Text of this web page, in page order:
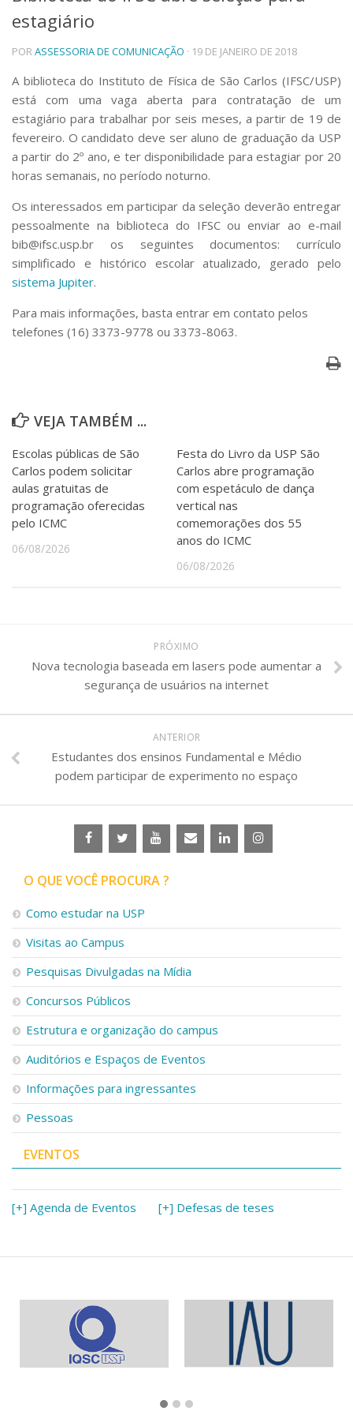
Telefones e Mapas
Pessoas
Ensino
Graduação
Pós-Graduação
Educação a distância
Cursos de Extensão
Pesquisa e Inovação
Linhas de Pesquisa
Pós-doutorado
Iniciação Científica
Transferência de Tecnologia
Empresas Juniores
Extensão à Comunidade
Artes, Cultura e Esportes
Museus e Espaços Interativos
Segurança, Trânsito e Prevenção
RH, Administrativo e Financeiro
Outros serviços
Comunicação
Assessorias e Mídias
Aplicativos e Sites
Jornal da USP
Agenda de Eventos
estagiário
PORASSESSORIA DE COMUNICAÇÃO · 19 DE JANEIRO DE 2018
A biblioteca do Instituto de Física de São Carlos (IFSC/USP)
está com uma vaga aberta para contratação de um
estagiário para trabalhar por seis meses, a partir de 19 de
fevereiro. O candidato deve ser aluno de graduação da USP
a partir do 2º ano, e ter disponibilidade para estagiar por 20
horas semanais, no período noturno.
Os interessados em participar da seleção deverão entregar
pessoalmente na biblioteca do IFSC ou enviar ao e-mail
bib@ifsc.usp.br os seguintes documentos: currículo
simplificado e histórico escolar atualizado, gerado pelo
sistema Jupiter.
Para mais informações, basta entrar em contato pelos
telefones (16) 3373-9778 ou 3373-8063.
VEJA TAMBÉM ...
Escolas públicas de São
Carlos podem solicitar
aulas gratuitas de
programação oferecidas
pelo ICMC
06/08/2026
Festa do Livro da USP São
Carlos abre programação
com espetáculo de dança
vertical nas
comemorações dos 55
anos do ICMC
06/08/2026
PRÓXIMO
Nova tecnologia baseada em lasers pode aumentar a
segurança de usuários na internet
ANTERIOR
Estudantes dos ensinos Fundamental e Médio
podem participar de experimento no espaço
O QUE VOCÊ PROCURA ?
Como estudar na USP
Visitas ao Campus
Pesquisas Divulgadas na Mídia
Concursos Públicos
Estrutura e organização do campus
Auditórios e Espaços de Eventos
Informações para ingressantes
Pessoas
EVENTOS
[+] Agenda de Eventos [+] Defesas de teses